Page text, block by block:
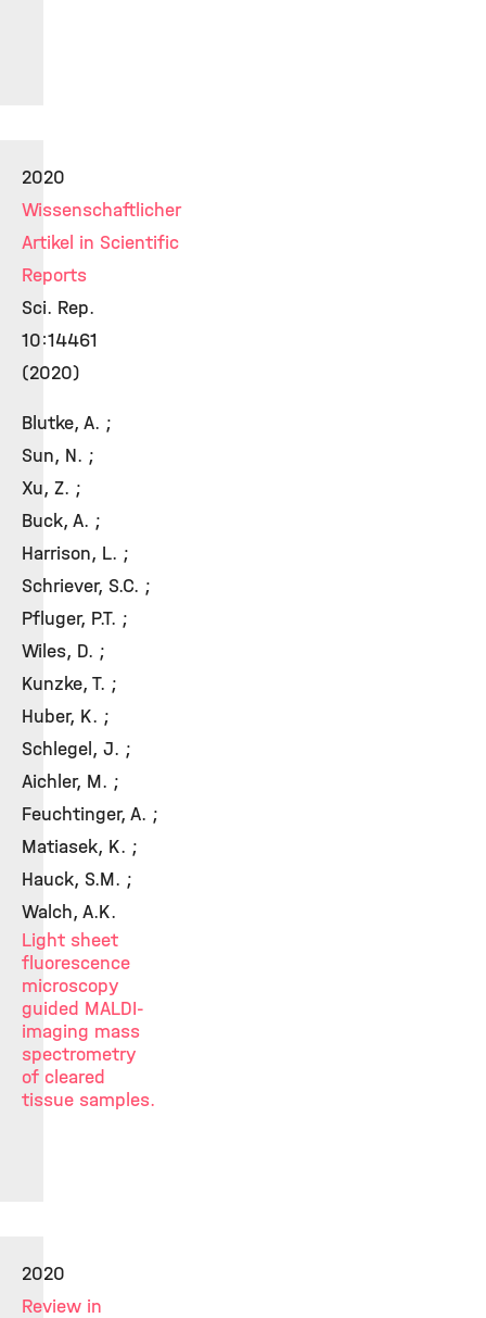
2020
Wissenschaftlicher
Artikel in Scientific
Reports
Sci. Rep.
10:14461
(2020)
Blutke, A. ;
Sun, N. ;
Xu, Z. ;
Buck, A. ;
Harrison, L. ;
Schriever, S.C. ;
Pfluger, P.T. ;
Wiles, D. ;
Kunzke, T. ;
Huber, K. ;
Schlegel, J. ;
Aichler, M. ;
Feuchtinger, A. ;
Matiasek, K. ;
Hauck, S.M. ;
Walch, A.K.
Light sheet
fluorescence
microscopy
guided MALDI-
imaging mass
spectrometry
of cleared
tissue samples.
2020
Review in